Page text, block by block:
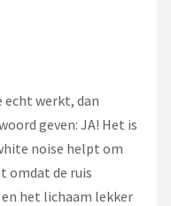
werkt, dan
geven: JA! Het is
noise helpt om
omdat de ruis
het lichaam lekker